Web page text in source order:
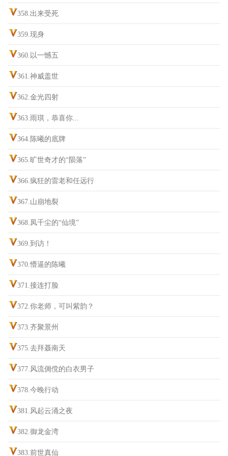
358.出来受死
359.现身
360.以一憾五
361.神威盖世
362.金光四射
363.雨琪，恭喜你...
364.陈曦的底牌
365.旷世奇才的“陨落”
366.疯狂的雷老和任远行
367.山崩地裂
368.凤千尘的“仙境”
369.到访！
370.懵逼的陈曦
371.接连打脸
372.你老师，可叫紫韵？
373.齐聚景州
375.去拜聂南天
377.风流倜傥的白衣男子
378.今晚行动
381.风起云涌之夜
382.御龙金湾
383.前世真仙